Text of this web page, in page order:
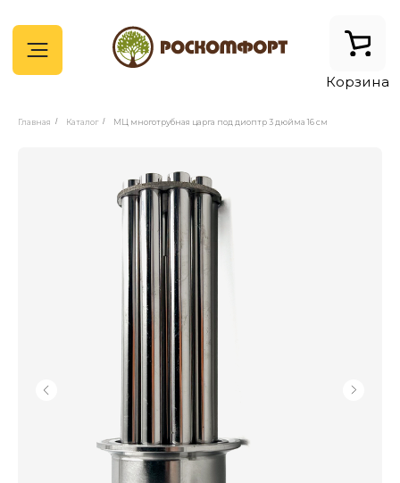
Корзина
Главная / Каталог / МЦ многотрубная царга под диоптр 3 дюйма 16 см